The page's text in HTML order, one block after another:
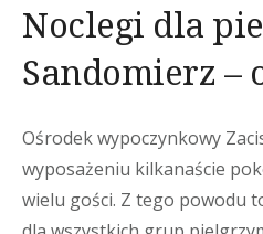
Noclegi dla
Sandomierz –
Ośrodek wypoczynkowy
wyposażeniu kilkanaście
wielu gości. Z tego powodu